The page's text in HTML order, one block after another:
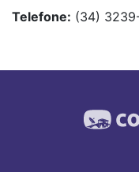
Telefone (34)